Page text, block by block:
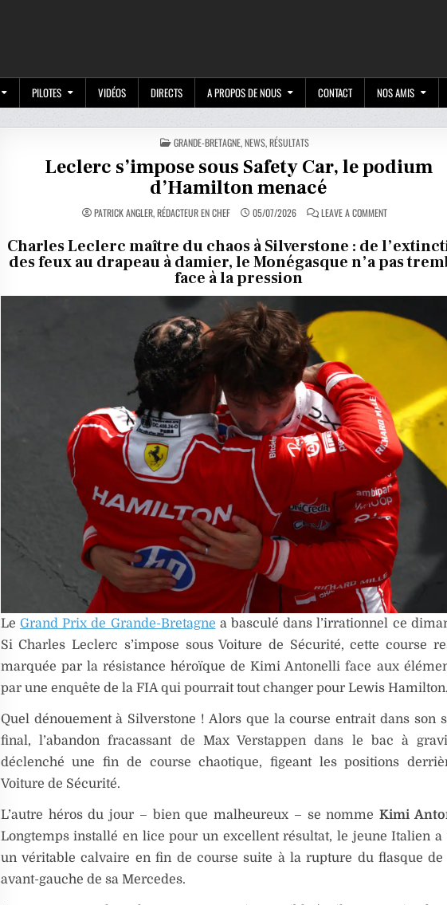
PILOTES VIDÉOS DIRECTS A PROPOS DE NOUS CONTACT NOS AMIS
POSTED
IN
GRANDE-BRETAGNE,NEWS,RÉSULTATS
Leclerc s’impose sous Safety Car, le podium
d’Hamilton menacé
PATRICK ANGLER, RÉDACTEUR EN CHEF 05/07/2026 LEAVE A COMMENTON
LECLERC
SOUS
SAFETY
CAR,
LE
MENACÉ
Charles Leclerc maître du chaos à Silverstone : de
des feux au drapeau à damier, le Monégasque n’a pas
face à la pression
Le Grand Prix de Grande-Bretagne a basculé dans l’irrationnel ce
Si Charles Leclerc s’impose sous Voiture de Sécurité, cette course
marquée par la résistance héroïque de Kimi Antonelli face aux
par une enquête de la FIA qui pourrait tout changer pour Lewis Hamilton.
Quel dénouement à Silverstone ! Alors que la course entrait dans son
final, l’abandon fracassant de Max Verstappen dans le bac à
déclenché une fin de course chaotique, figeant les positions
Voiture de Sécurité.
L’autre héros du jour – bien que malheureux – se nomme Kimi
Longtemps installé en lice pour un excellent résultat, le jeune Italien a
un véritable calvaire en fin de course suite à la rupture du flasque de
avant-gauche de sa Mercedes.